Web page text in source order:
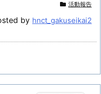
活動報告
by hnct_gakuseikai2